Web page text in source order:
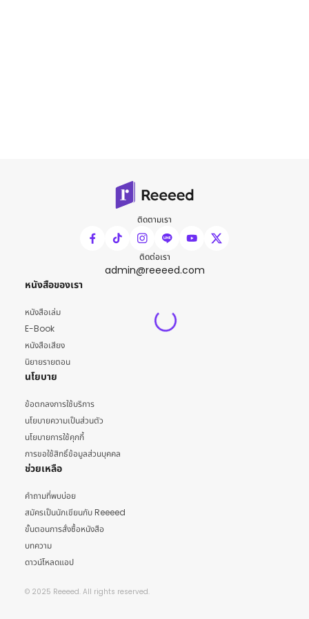
ติดตามเรา
ติดต่อเรา
admin@reeeed.com
หนังสือของเรา
หนังสือเล่ม
E-Book
หนังสือเสียง
นิยายรายตอน
นโยบาย
ข้อตกลงการใช้บริการ
นโยบายความเป็นส่วนตัว
นโยบายการใช้คุกกี้
การขอใช้สิทธิ์ข้อมูลส่วนบุคคล
ช่วยเหลือ
คำถามที่พบบ่อย
สมัครเป็นนักเขียนกับ Reeeed
ขั้นตอนการสั่งซื้อหนังสือ
บทความ
ดาวน์โหลดแอป
© 2025 Reeeed. All rights reserved.